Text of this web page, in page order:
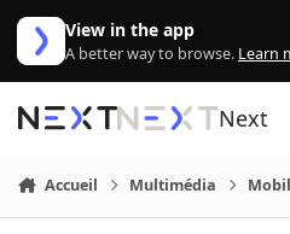
Aller au contenu
View in the app
A better way to browse. Learn
Next
Accueil Multimédia